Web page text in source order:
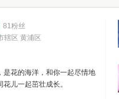
81粉丝
辖区 黄浦区
是花的海洋，和你一起尽情地
儿一起茁壮成长。